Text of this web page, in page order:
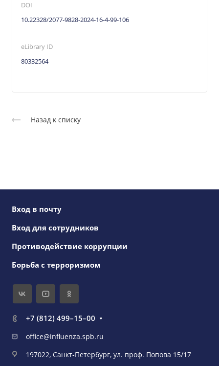
DOI
10.22328/2077-9828-2024-16-4-99-106
eLibrary ID
80332564
Назад к списку
Вход в почту
Вход для сотрудников
Противодействие коррупции
Борьба с терроризмом
+7 (812) 499–15–00
office@influenza.spb.ru
197022, Санкт-Петербург, ул. проф. Попова 15/17